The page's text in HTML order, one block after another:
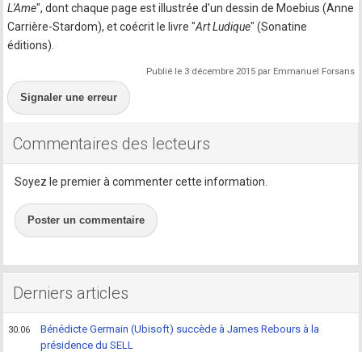
L'Ame", dont chaque page est illustrée d'un dessin de Moebius (Anne
Carrière-Stardom), et coécrit le livre "Art Ludique" (Sonatine
éditions).
Publié le 3 décembre 2015 par Emmanuel Forsans
Signaler une erreur
Commentaires des lecteurs
Soyez le premier à commenter cette information.
Poster un commentaire
Derniers articles
30.06
Bénédicte Germain (Ubisoft) succède à James Rebours à la
présidence du SELL